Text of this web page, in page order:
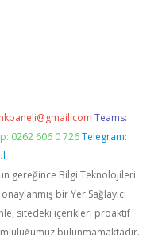
Teams:
0262 606 0 726 Telegram:
gereğince Bilgi Teknolojileri
bir Yer Sağlayıcı
sitedeki içerikleri proaktif
bulunmamaktadır.